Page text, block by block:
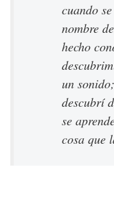
cuando
nombre
hecho
un
descubrí
se
cosa que